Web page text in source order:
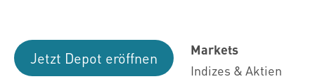
Jetzt Depot eröffnen
Markets
Indizes & Aktien